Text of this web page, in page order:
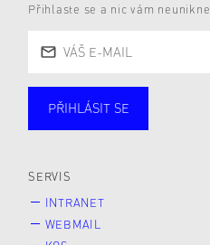
Přihlaste se a nic vám neunikne.
PŘIHLÁSIT SE
SERVIS
INTRANET
WEBMAIL